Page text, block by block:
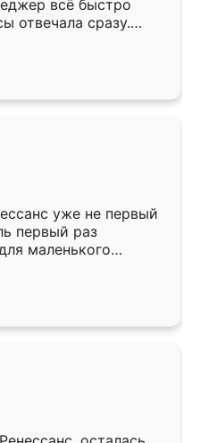
всё быстро
отвечала сразу.
подошёл к
Собрали
аккуратно, даже
уже не первый
первый раз
маленького
,во второй раз
качеству очень
быстрая,
разнообразный.
то потребуется из
только здесь.